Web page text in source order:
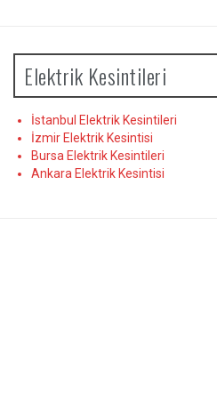
Elektrik Kesintileri
İstanbul Elektrik Kesintileri
İzmir Elektrik Kesintisi
Bursa Elektrik Kesintileri
Ankara Elektrik Kesintisi